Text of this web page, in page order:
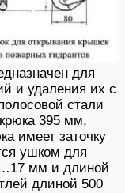
для
и удаления их с
стали
395 мм,
имеет заточку
ушком для
мм и длиной
длиной 500